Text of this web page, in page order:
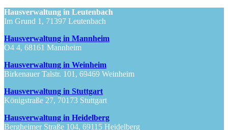
Hausverwaltung in Leutenbach
Im Grund 1, 71397 Leutenbach
Hausverwaltung in Mannheim
O4 4, 68161 Mannheim
Hausverwaltung in Weinheim
Birkenauer Talstr. 101, 69469 Weinheim
Hausverwaltung in Stuttgart
Königstraße 27, 70173 Stuttgart
Hausverwaltung in Heidelberg
Bergheimer Straße 104, 69115 Heidelberg